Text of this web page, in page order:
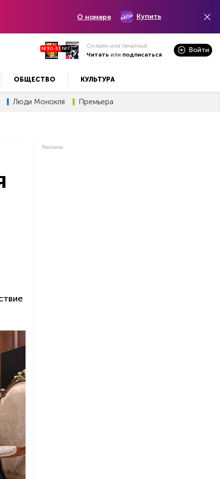
О номере Купить
№30-33 №7
Онлайн или печатный
Читать или подписаться
Войти
ОБЩЕСТВО КУЛЬТУРА
Люди Монокля Премьера
Реклама